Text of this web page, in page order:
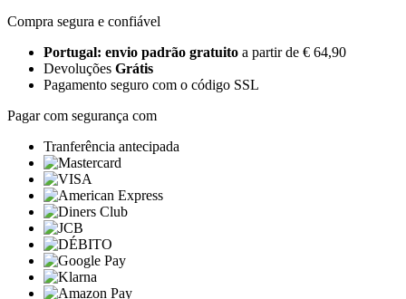
Compra segura e confiável
Portugal: envio padrão gratuito a partir de € 64,90
Devoluções Grátis
Pagamento seguro com o código SSL
Pagar com segurança com
Tranferência antecipada